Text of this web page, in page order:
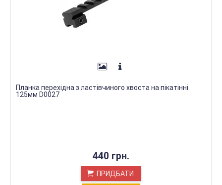
Планка перехідна з ластівчиного хвоста на пікатінні
125мм D0027
440 грн.
ПРИДБАТИ